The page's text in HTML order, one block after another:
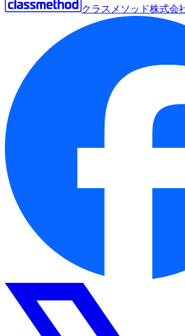
クラスメソッド株式会